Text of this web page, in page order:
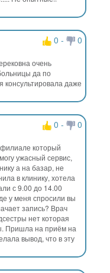
0 -
0
очень
да по
даже
0 -
0
который
ужасный сервис,
а на базар, не
в клинику, хотела
с 9.00 до 14.00
у меня спросили вы
запись? Врач
нет которая
Пришла на приём на
вывод, что в эту